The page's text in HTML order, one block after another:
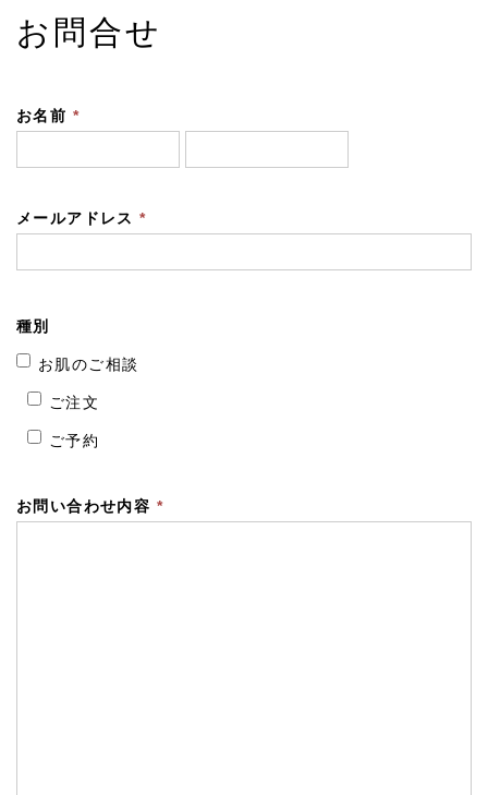
お問合せ
お名前 *
メールアドレス*
種別
お肌のご相談
ご注文
ご予約
お問い合わせ内容 *